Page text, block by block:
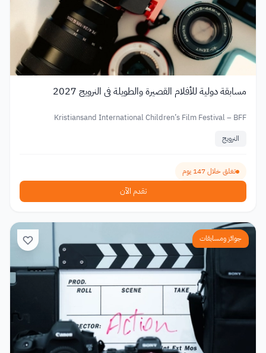
مسابقة دولية للأفلام القصيرة والطويلة في النرويج 2027
Kristiansand International Children’s Film Festival – BFF
النرويج
تغلق خلال 147 يوم
تقدم الآن
جوائز ومسابقات